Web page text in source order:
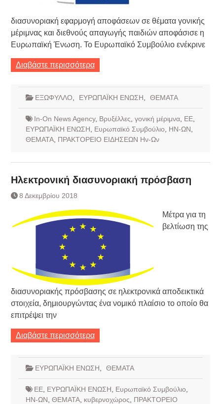
διασυνοριακή εφαρμογή αποφάσεων σε θέματα γονικής
μέριμνας και διεθνούς απαγωγής παιδιών αποφάσισε η
Ευρωπαϊκή Ένωση. Το Ευρωπαϊκό Συμβούλιο ενέκρινε
Διαβάστε περισσότερα
ΕΞΩΦΥΛΛΟ ΕΥΡΩΠΑΪΚΗ ΕΝΩΣΗ ΘΕΜΑΤΑ
In-On News Agency, Βρυξέλλες γονική μέριμνα, ΕΕ,
ΕΥΡΩΠΑΪΚΗ ΕΝΩΣΗ
Ευρωπαϊκό Συμβούλιο ΗΝ-ΩΝ
ΘΕΜΑΤΑ, ΠΡΑΚΤΟΡΕΙΟ ΕΙΔΗΣΕΩΝ Ην-Ων
Ηλεκτρονική διασυνοριακή πρόσβαση
8 Δεκεμβρίου 2018
Μέτρα για τη
βελτίωση της
διασυνοριακής πρόσβασης σε ηλεκτρονικά αποδεικτικά
στοιχεία, δημιουργώντας ένα νομικό πλαίσιο το οποίο θα
επιτρέψει την
Διαβάστε περισσότερα
ΕΥΡΩΠΑΪΚΗ ΕΝΩΣΗ ΘΕΜΑΤΑ
ΕΕ, ΕΥΡΩΠΑΪΚΗ ΕΝΩΣΗ Ευρωπαϊκό Συμβούλιο
ΗΝ-ΩΝ ΘΕΜΑΤΑ, κυβερνοχώρος
ΠΡΑΚΤΟΡΕΙΟ